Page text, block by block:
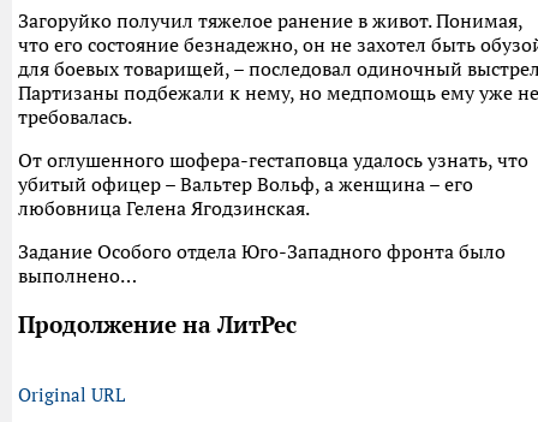
Загоруйко получил тяжелое ранение в живот. Понимая,
что его состояние безнадежно, он не захотел быть
для боевых товарищей, – последовал одиночный
Партизаны подбежали к нему, но медпомощь ему уже не
требовалась.
От оглушенного шофера-гестаповца удалось узнать, что
убитый офицер – Вальтер Вольф, а женщина – его
любовница Гелена Ягодзинская.
Задание Особого отдела Юго-Западного фронта было
выполнено…
Продолжение на ЛитРес
Original URL